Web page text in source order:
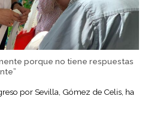
porque no tiene respuestas
por Sevilla, Gómez de Celis, ha